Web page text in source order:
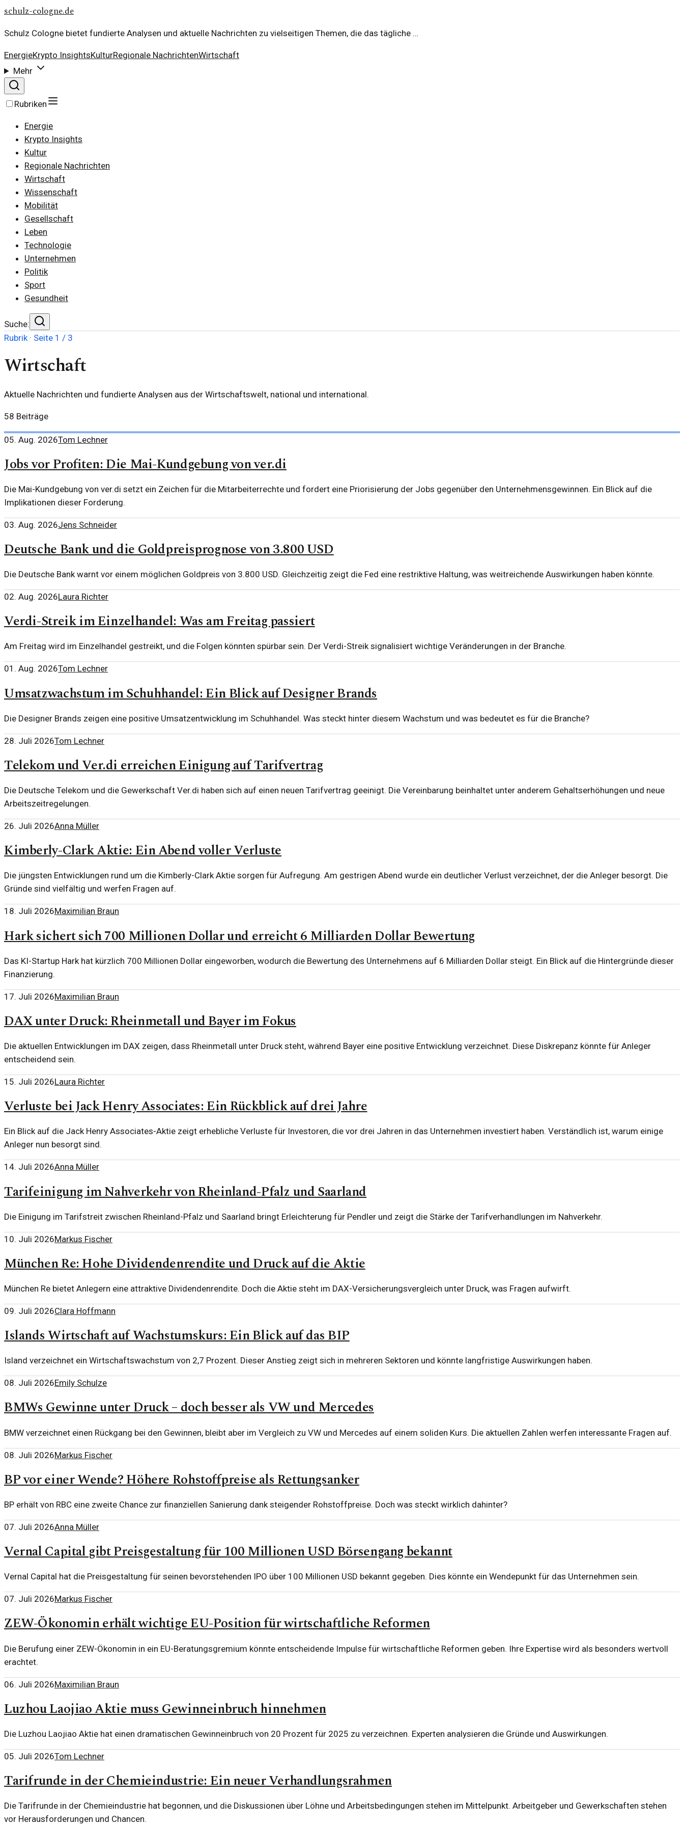
schulz-cologne.de
Schulz Cologne bietet fundierte Analysen und aktuelle Nachrichten zu vielseitigen Themen, die das tägliche …
EnergieKrypto InsightsKulturRegionale NachrichtenWirtschaft
Mehr
Rubriken
Energie
Krypto Insights
Kultur
Regionale Nachrichten
Wirtschaft
Wissenschaft
Mobilität
Gesellschaft
Leben
Technologie
Unternehmen
Politik
Sport
Gesundheit
Suche:
Rubrik · Seite 1 / 3
Wirtschaft
Aktuelle Nachrichten und fundierte Analysen aus der Wirtschaftswelt, national und international.
58 Beiträge
05. Aug. 2026Tom Lechner
Jobs vor Profiten: Die Mai-Kundgebung von ver.di
Die Mai-Kundgebung von ver.di setzt ein Zeichen für die Mitarbeiterrechte und fordert eine Priorisierung der Jobs gegenüber den Unternehmensgewinnen. Ein Blick auf die
Implikationen dieser Forderung.
03. Aug. 2026Jens Schneider
Deutsche Bank und die Goldpreisprognose von 3.800 USD
Die Deutsche Bank warnt vor einem möglichen Goldpreis von 3.800 USD. Gleichzeitig zeigt die Fed eine restriktive Haltung, was weitreichende Auswirkungen haben könnte.
02. Aug. 2026Laura Richter
Verdi-Streik im Einzelhandel: Was am Freitag passiert
Am Freitag wird im Einzelhandel gestreikt, und die Folgen könnten spürbar sein. Der Verdi-Streik signalisiert wichtige Veränderungen in der Branche.
01. Aug. 2026Tom Lechner
Umsatzwachstum im Schuhhandel: Ein Blick auf Designer Brands
Die Designer Brands zeigen eine positive Umsatzentwicklung im Schuhhandel. Was steckt hinter diesem Wachstum und was bedeutet es für die Branche?
28. Juli 2026Tom Lechner
Telekom und Ver.di erreichen Einigung auf Tarifvertrag
Die Deutsche Telekom und die Gewerkschaft Ver.di haben sich auf einen neuen Tarifvertrag geeinigt. Die Vereinbarung beinhaltet unter anderem Gehaltserhöhungen und neue
Arbeitszeitregelungen.
26. Juli 2026Anna Müller
Kimberly-Clark Aktie: Ein Abend voller Verluste
Die jüngsten Entwicklungen rund um die Kimberly-Clark Aktie sorgen für Aufregung. Am gestrigen Abend wurde ein deutlicher Verlust verzeichnet, der die Anleger besorgt. Die
Gründe sind vielfältig und werfen Fragen auf.
18. Juli 2026Maximilian Braun
Hark sichert sich 700 Millionen Dollar und erreicht 6 Milliarden Dollar Bewertung
Das KI-Startup Hark hat kürzlich 700 Millionen Dollar eingeworben, wodurch die Bewertung des Unternehmens auf 6 Milliarden Dollar steigt. Ein Blick auf die Hintergründe dieser
Finanzierung.
17. Juli 2026Maximilian Braun
DAX unter Druck: Rheinmetall und Bayer im Fokus
Die aktuellen Entwicklungen im DAX zeigen, dass Rheinmetall unter Druck steht, während Bayer eine positive Entwicklung verzeichnet. Diese Diskrepanz könnte für Anleger
entscheidend sein.
15. Juli 2026Laura Richter
Verluste bei Jack Henry Associates: Ein Rückblick auf drei Jahre
Ein Blick auf die Jack Henry Associates-Aktie zeigt erhebliche Verluste für Investoren, die vor drei Jahren in das Unternehmen investiert haben. Verständlich ist, warum einige
Anleger nun besorgt sind.
14. Juli 2026Anna Müller
Tarifeinigung im Nahverkehr von Rheinland-Pfalz und Saarland
Die Einigung im Tarifstreit zwischen Rheinland-Pfalz und Saarland bringt Erleichterung für Pendler und zeigt die Stärke der Tarifverhandlungen im Nahverkehr.
10. Juli 2026Markus Fischer
München Re: Hohe Dividendenrendite und Druck auf die Aktie
München Re bietet Anlegern eine attraktive Dividendenrendite. Doch die Aktie steht im DAX-Versicherungsvergleich unter Druck, was Fragen aufwirft.
09. Juli 2026Clara Hoffmann
Islands Wirtschaft auf Wachstumskurs: Ein Blick auf das BIP
Island verzeichnet ein Wirtschaftswachstum von 2,7 Prozent. Dieser Anstieg zeigt sich in mehreren Sektoren und könnte langfristige Auswirkungen haben.
08. Juli 2026Emily Schulze
BMWs Gewinne unter Druck – doch besser als VW und Mercedes
BMW verzeichnet einen Rückgang bei den Gewinnen, bleibt aber im Vergleich zu VW und Mercedes auf einem soliden Kurs. Die aktuellen Zahlen werfen interessante Fragen auf.
08. Juli 2026Markus Fischer
BP vor einer Wende? Höhere Rohstoffpreise als Rettungsanker
BP erhält von RBC eine zweite Chance zur finanziellen Sanierung dank steigender Rohstoffpreise. Doch was steckt wirklich dahinter?
07. Juli 2026Anna Müller
Vernal Capital gibt Preisgestaltung für 100 Millionen USD Börsengang bekannt
Vernal Capital hat die Preisgestaltung für seinen bevorstehenden IPO über 100 Millionen USD bekannt gegeben. Dies könnte ein Wendepunkt für das Unternehmen sein.
07. Juli 2026Markus Fischer
ZEW-Ökonomin erhält wichtige EU-Position für wirtschaftliche Reformen
Die Berufung einer ZEW-Ökonomin in ein EU-Beratungsgremium könnte entscheidende Impulse für wirtschaftliche Reformen geben. Ihre Expertise wird als besonders wertvoll
erachtet.
06. Juli 2026Maximilian Braun
Luzhou Laojiao Aktie muss Gewinneinbruch hinnehmen
Die Luzhou Laojiao Aktie hat einen dramatischen Gewinneinbruch von 20 Prozent für 2025 zu verzeichnen. Experten analysieren die Gründe und Auswirkungen.
05. Juli 2026Tom Lechner
Tarifrunde in der Chemieindustrie: Ein neuer Verhandlungsrahmen
Die Tarifrunde in der Chemieindustrie hat begonnen, und die Diskussionen über Löhne und Arbeitsbedingungen stehen im Mittelpunkt. Arbeitgeber und Gewerkschaften stehen
vor Herausforderungen und Chancen.